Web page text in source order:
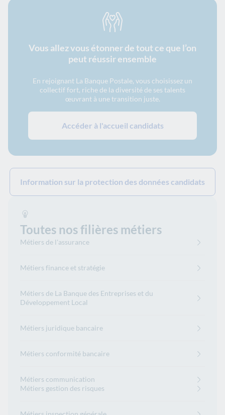
Vous allez vous étonner de tout ce que l’on
peut réussir ensemble
En rejoignant La Banque Postale, vous choisissez un
collectif fort, riche de la diversité de ses talents
œuvrant à une transition juste.
Accéder à l'accueil candidats
Information sur la protection des données candidats
Toutes nos filières métiers
Métiers de l'assurance
Métiers finance et stratégie
Métiers de La Banque des Entreprises et du
Développement Local
Métiers juridique bancaire
Métiers conformité bancaire
Métiers communication
Métiers gestion des risques